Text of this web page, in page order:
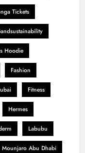
Tickets
Hoodie
Fashion
Fitness
Hermes
Labubu
Mounjaro Abu Dhabi